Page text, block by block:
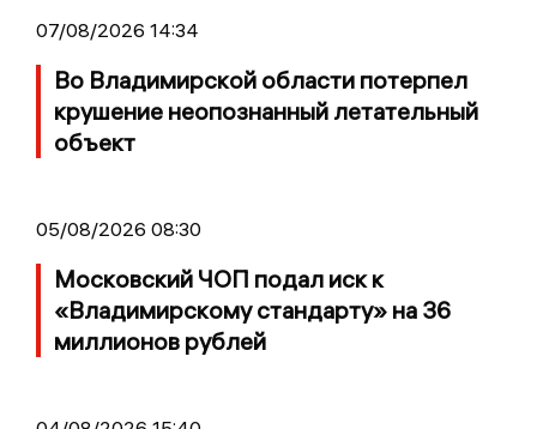
07/08/2026 14:34
Во Владимирской области потерпел
крушение неопознанный летательный
объект
05/08/2026 08:30
Московский ЧОП подал иск к
«Владимирскому стандарту» на 36
миллионов рублей